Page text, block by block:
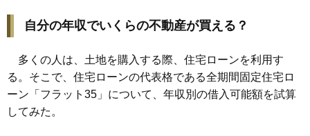
自分の年収でいくらの不動産が買える？
多くの人は、土地を購入する際、住宅ローンを利用す
る。そこで、住宅ローンの代表格である全期間固定住宅ロ
ーン「フラット35」について、年収別の借入可能額を試算
してみた。